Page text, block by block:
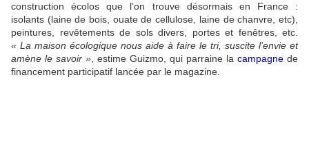
construction écolos que l’on trouve désormais en France :
isolants (laine de bois, ouate de cellulose, laine de chanvre, etc),
peintures, revêtements de sols divers, portes et fenêtres, etc.
« La maison écologique nous aide à faire le tri, suscite l’envie et
amène le savoir » , estime Guizmo, qui parraine la campagne de
financement participatif lancée par le magazine.